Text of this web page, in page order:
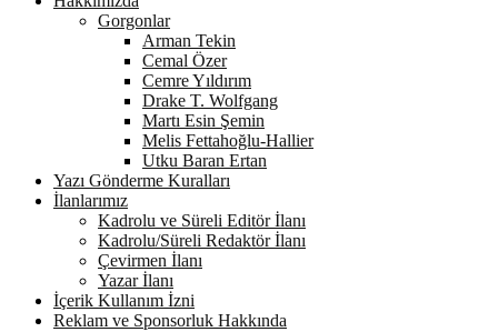
Gorgonlar
Arman Tekin
Cemal Özer
Cemre Yıldırım
Drake T. Wolfgang
Martı Esin Şemin
Melis Fettahoğlu-Hallier
Utku Baran Ertan
Yazı Gönderme Kuralları
İlanlarımız
Kadrolu ve Süreli Editör İlanı
Kadrolu/Süreli Redaktör İlanı
Çevirmen İlanı
Yazar İlanı
İçerik Kullanım İzni
Reklam ve Sponsorluk Hakkında